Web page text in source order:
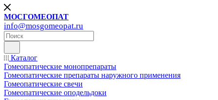
МОСГОМЕОПАТ
info@mosgomeopat.ru
Каталог
Гомеопатические монопрепараты
Гомеопатические препараты наружного применения
Гомеопатические свечи
Гомеопатические оподельдоки